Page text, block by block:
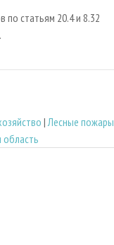
по статьям 20.4 и 8.32
| Лесные пожары
область